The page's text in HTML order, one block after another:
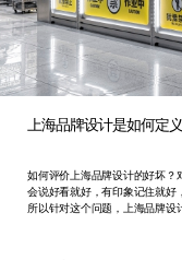
上海品牌设计是如何定
如何评价上海品牌设计的好坏？
会说好看就好，有印象记住就好
所以针对这个问题，上海品牌设